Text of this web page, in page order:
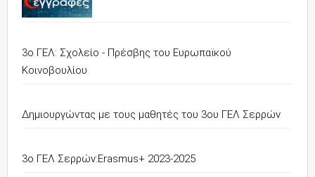
3ο ΓΕΛ: Σχολείο - Πρέσβης του Ευρωπαϊκού
Κοινοβουλίου
Δημιουργώντας με τους μαθητές του 3ου ΓΕΛ Σερρών
3o ΓΕΛ Σερρών:Erasmus+ 2023-2025